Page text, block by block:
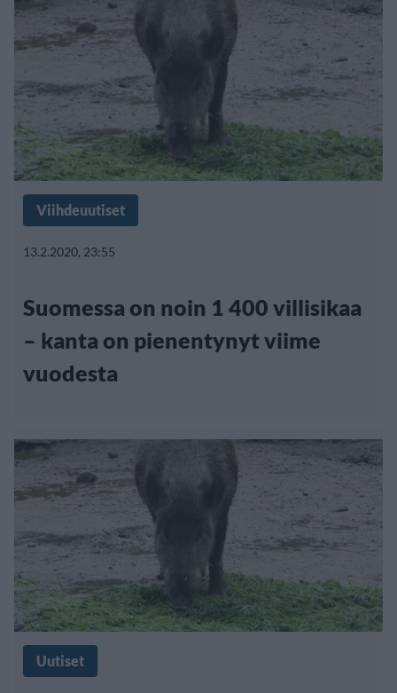
Viihdeuutiset
13.2.2020, 23:55
Suomessa on noin 1 400 villisikaa
– kanta on pienentynyt viime
vuodesta
Uutiset